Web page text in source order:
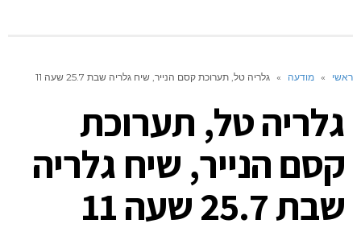
ראשי » מודעה » גלריה טל, תערוכת קסם הנייר, שיח גלריה שבת 25.7 שעה 11
גלריה טל, תערוכת
קסם הנייר, שיח גלריה
שבת 25.7 שעה 11